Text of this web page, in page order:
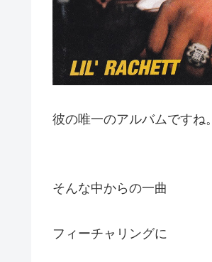
彼の唯一のアルバムですね。
そんな中からの一曲
フィーチャリングに